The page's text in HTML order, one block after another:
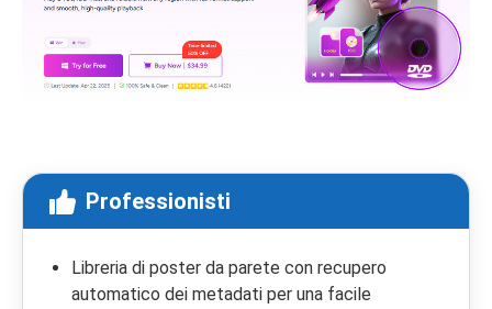
Professionisti
Libreria di poster da parete con recupero
automatico dei metadati per una facile